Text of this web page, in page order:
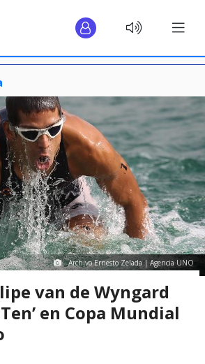
Archivo Ernesto Zelada | Agencia UNO
van de Wyngard
en Copa Mundial